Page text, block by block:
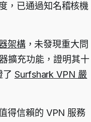
，已通過知名稽核機
架構，未發現重大問
擴充功能，證明其十
了 Surfshark VPN 嚴
得信賴的 VPN 服務